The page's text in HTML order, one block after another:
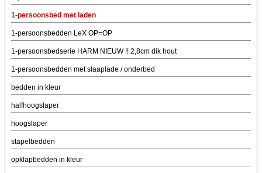
1-persoonsbed met laden
1-persoonsbedden LeX OP=OP
1-persoonsbedserie HARM NIEUW !! 2,8cm dik hout
1-persoonsbedden met slaaplade / onderbed
bedden in kleur
halfhoogslaper
hoogslaper
stapelbedden
opklapbedden in kleur